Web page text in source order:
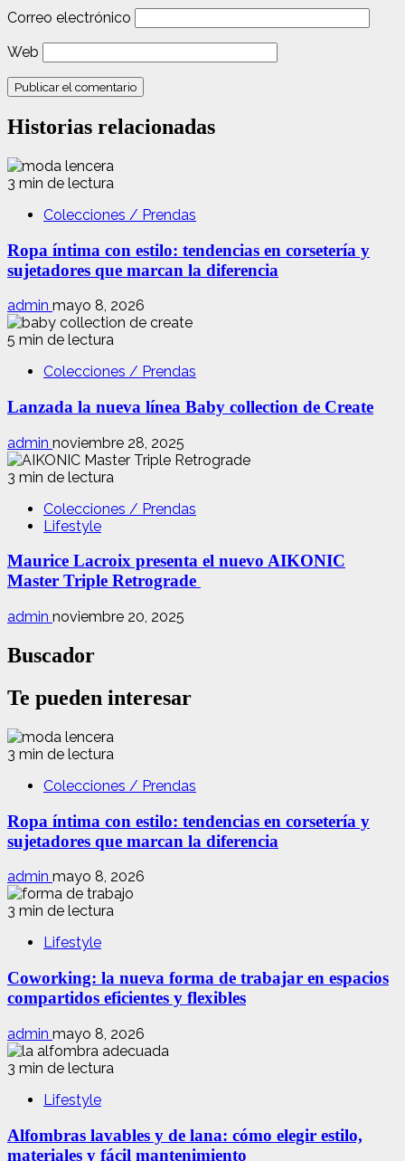
Correo electrónico
Web
Historias relacionadas
3 min de lectura
Colecciones / Prendas
Ropa íntima con estilo: tendencias en corsetería y
sujetadores que marcan la diferencia
admin mayo 8, 2026
5 min de lectura
Colecciones / Prendas
Lanzada la nueva línea Baby collection de Create
admin noviembre 28, 2025
3 min de lectura
Colecciones / Prendas
Lifestyle
Maurice Lacroix presenta el nuevo AIKONIC
Master Triple Retrograde
admin noviembre 20, 2025
Buscador
Te pueden interesar
3 min de lectura
Colecciones / Prendas
Ropa íntima con estilo: tendencias en corsetería y
sujetadores que marcan la diferencia
admin mayo 8, 2026
3 min de lectura
Lifestyle
Coworking: la nueva forma de trabajar en espacios
compartidos eficientes y flexibles
admin mayo 8, 2026
3 min de lectura
Lifestyle
Alfombras lavables y de lana: cómo elegir estilo,
materiales y fácil mantenimiento